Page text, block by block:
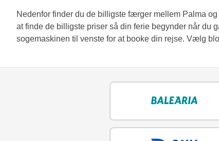
Nedenfor finder du de billigste færger mellem Palma
at finde de billigste priser så din ferie begynder når du
sogemaskinen til venste for at booke din rejse. Vælg